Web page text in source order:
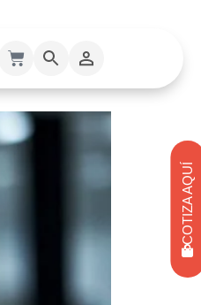
COTIZA AQUÍ